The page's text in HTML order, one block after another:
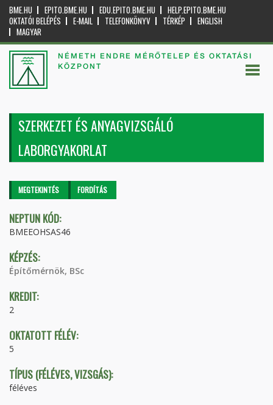
BME.HU EPITO.BME.HU EDU.EPITO.BME.HU
HELP.EPITO.BME.HU
OKTATÓI BELÉPÉS
E-MAIL TELEFONKÖNYV TÉRKÉP
ENGLISH
MAGYAR
NÉMETH ENDRE MÉRŐTELEP ÉS OKTATÁSI
KÖZPONT
SZERKEZET ÉS ANYAGVIZSGÁLÓ
LABORGYAKORLAT
Elsődleges fülek
MEGTEKINTÉS (AKTÍVFORDÍTÁS
NEPTUN KÓD:
BMEEOHSAS46
KÉPZÉS:
Építőmérnök, BSc
KREDIT:
2
OKTATOTT FÉLÉV:
5
TÍPUS (FÉLÉVES, VIZSGÁS):
féléves